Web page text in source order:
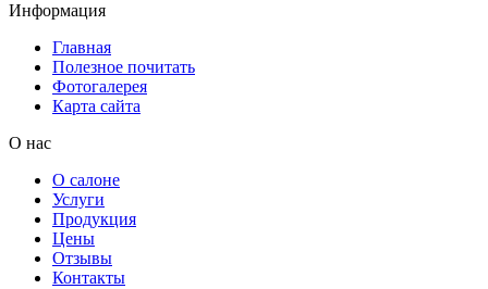
Информация
Главная
Полезное почитать
Фотогалерея
Карта сайта
О нас
О салоне
Услуги
Продукция
Цены
Отзывы
Контакты